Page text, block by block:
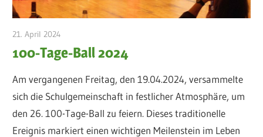
21. April 2024
100-Tage-Ball 2024
Am vergangenen Freitag, den 19.04.2024, versammelte
sich die Schulgemeinschaft in festlicher Atmosphäre, um
den 26. 100-Tage-Ball zu feiern. Dieses traditionelle
Ereignis markiert einen wichtigen Meilenstein im Leben